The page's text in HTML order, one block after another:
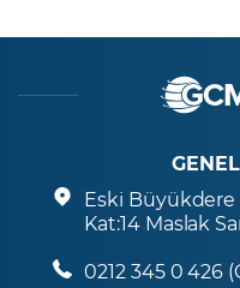
Eski Büyükdere
Kat:14 Maslak
0212 345 0 426